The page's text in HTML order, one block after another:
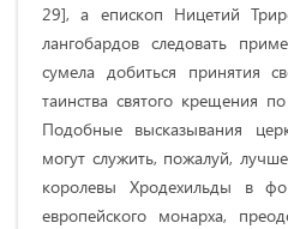
29], а епископ Ницетий
лангобардов следовать
сумела добиться принятия
таинства святого крещения
Подобные высказывания
могут служить, пожалуй,
королевы Хродехильды в
европейского монарха,